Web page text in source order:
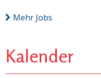
Mehr Jobs
Kalender